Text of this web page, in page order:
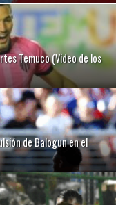
Temuco (Video de los
de Balogun en el